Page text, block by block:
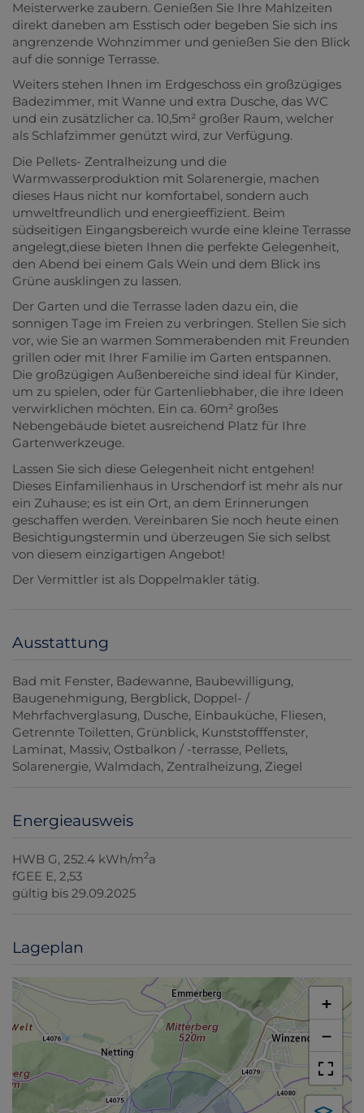
Meisterwerke zaubern. Genießen Sie Ihre Mahlzeiten
direkt daneben am Esstisch oder begeben Sie sich ins
angrenzende Wohnzimmer und genießen Sie den Blick
auf die sonnige Terrasse.
Weiters stehen Ihnen im Erdgeschoss ein großzügiges
Badezimmer, mit Wanne und extra Dusche, das WC
und ein zusätzlicher ca. 10,5m² großer Raum, welcher
als Schlafzimmer genützt wird, zur Verfügung.
Die Pellets- Zentralheizung und die
Warmwasserproduktion mit Solarenergie, machen
dieses Haus nicht nur komfortabel, sondern auch
umweltfreundlich und energieeffizient. Beim
südseitigen Eingangsbereich wurde eine kleine Terrasse
angelegt,diese bieten Ihnen die perfekte Gelegenheit,
den Abend bei einem Gals Wein und dem Blick ins
Grüne ausklingen zu lassen.
Der Garten und die Terrasse laden dazu ein, die
sonnigen Tage im Freien zu verbringen. Stellen Sie sich
vor, wie Sie an warmen Sommerabenden mit Freunden
grillen oder mit Ihrer Familie im Garten entspannen.
Die großzügigen Außenbereiche sind ideal für Kinder,
um zu spielen, oder für Gartenliebhaber, die ihre Ideen
verwirklichen möchten. Ein ca. 60m² großes
Nebengebäude bietet ausreichend Platz für Ihre
Gartenwerkzeuge.
Lassen Sie sich diese Gelegenheit nicht entgehen!
Dieses Einfamilienhaus in Urschendorf ist mehr als nur
ein Zuhause; es ist ein Ort, an dem Erinnerungen
geschaffen werden. Vereinbaren Sie noch heute einen
Besichtigungstermin und überzeugen Sie sich selbst
von diesem einzigartigen Angebot!
Der Vermittler ist als Doppelmakler tätig.
Ausstattung
Bad mit Fenster Badewanne Baubewilligung
Baugenehmigung Bergblick Doppel- /
Mehrfachverglasung Dusche Einbauküche Fliesen
Getrennte Toiletten Grünblick Kunststofffenster
Laminat Massiv Ostbalkon / -terrasse Pellets
Solarenergie Walmdach Zentralheizung Ziegel
Energieausweis
HWB G, 252.4 kWh/m2a
fGEE E, 2,53
gültig bis 29.09.2025
Lageplan
+
−